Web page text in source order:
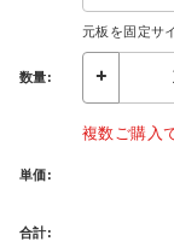
元板を固定サ
数量:
複数ご購入
単価:
合計: